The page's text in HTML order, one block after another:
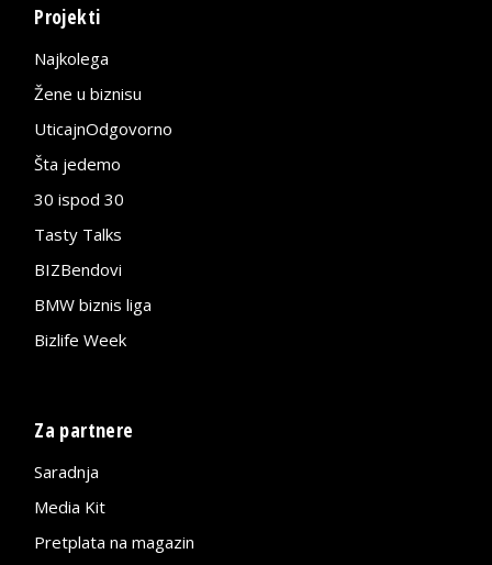
Projekti
Najkolega
Žene u biznisu
UticajnOdgovorno
Šta jedemo
30 ispod 30
Tasty Talks
BIZBendovi
BMW biznis liga
Bizlife Week
Za partnere
Saradnja
Media Kit
Pretplata na magazin